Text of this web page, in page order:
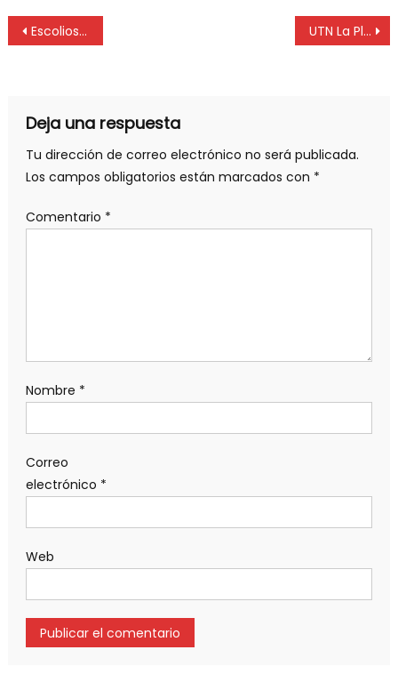
Escoliosis: cuáles son las señales que deben motivar la consulta UTN La Plata: Jornada sobre criptomonedas y tecnología Blockchain
Deja una respuesta
Tu dirección de correo electrónico no será publicada.
Los campos obligatorios están marcados con *
Comentario *
Nombre *
Correo
electrónico *
Web